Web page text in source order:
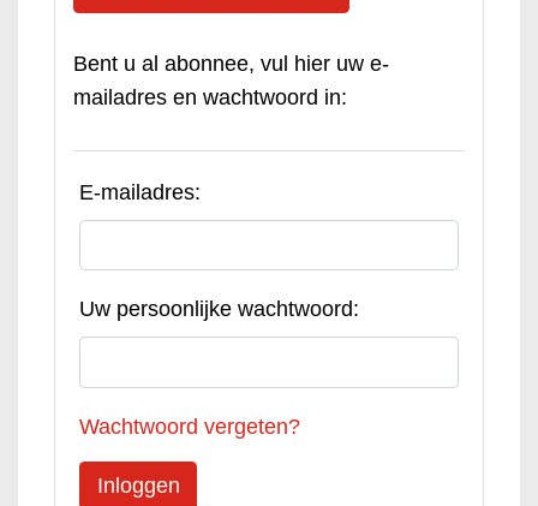
Bent u al abonnee, vul hier uw e-
mailadres en wachtwoord in:
E-mailadres:
Uw persoonlijke wachtwoord:
Wachtwoord vergeten?